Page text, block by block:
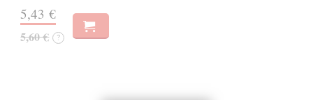
5,43 €
5,60 € ?